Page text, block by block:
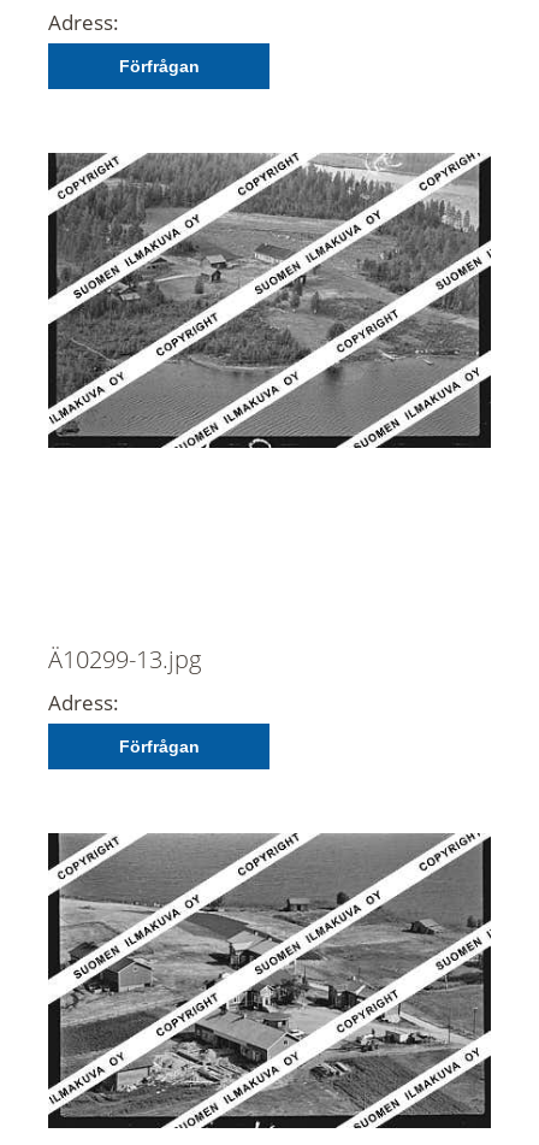
Adress:
Förfrågan
Ä10299-13.jpg
Adress:
Förfrågan